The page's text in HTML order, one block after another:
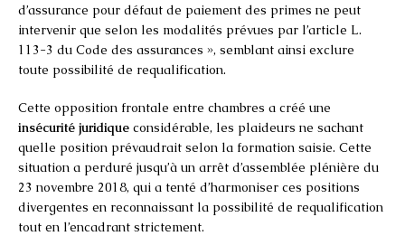
d’assurance pour défaut de paiement des primes ne peut
intervenir que selon les modalités prévues par l’article L.
113-3 du Code des assurances », semblant ainsi exclure
toute possibilité de requalification.
Cette opposition frontale entre chambres a créé une
insécurité juridique considérable, les plaideurs ne sachant
quelle position prévaudrait selon la formation saisie. Cette
situation a perduré jusqu’à un arrêt d’assemblée plénière du
23 novembre 2018, qui a tenté d’harmoniser ces positions
divergentes en reconnaissant la possibilité de requalification
tout en l’encadrant strictement.